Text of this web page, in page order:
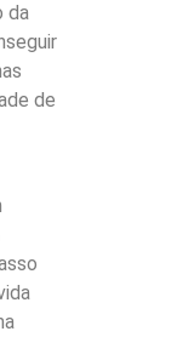
da
de